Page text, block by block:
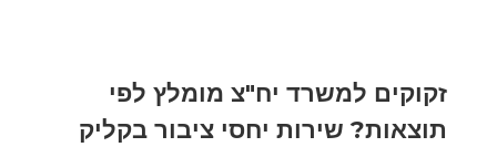
זקוקים למשרד יח"צ מומלץ לפי
תוצאות? שירות יחסי ציבור בקליק